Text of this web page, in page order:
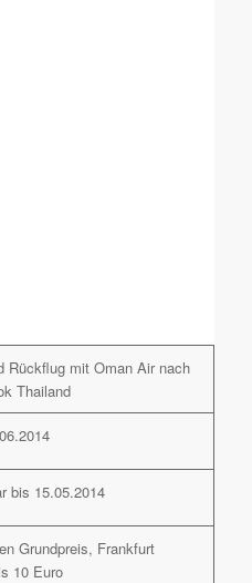
Rückflug mit Oman Air nach
Thailand
bis 15.05.2014
Grundpreis, Frankfurt
10 Euro